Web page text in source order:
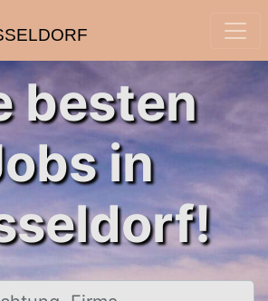
besten
in
Firma